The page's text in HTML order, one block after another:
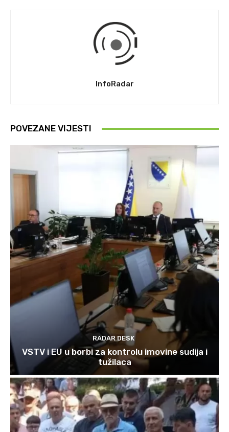
InfoRadar
POVEZANE VIJESTI
RADAR DESK
VSTV i EU u borbi za kontrolu imovine sudija i
tužilaca